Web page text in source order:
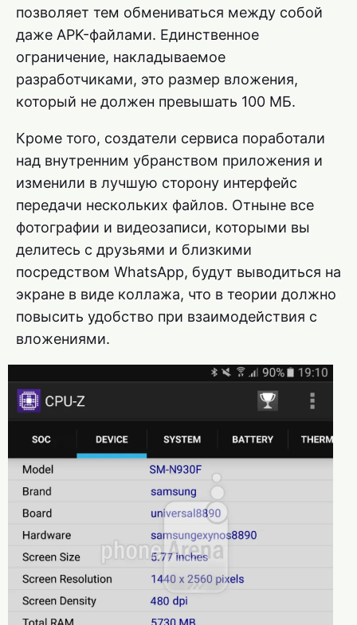
позволяет тем обмениваться между собой
даже APK-файлами. Единственное
ограничение, накладываемое
разработчиками, это размер вложения,
который не должен превышать 100 МБ.
Кроме того, создатели сервиса поработали
над внутренним убранством приложения и
изменили в лучшую сторону интерфейс
передачи нескольких файлов. Отныне все
фотографии и видеозаписи, которыми вы
делитесь с друзьями и близкими
посредством WhatsApp, будут выводиться на
экране в виде коллажа, что в теории должно
повысить удобство при взаимодействия с
вложениями.